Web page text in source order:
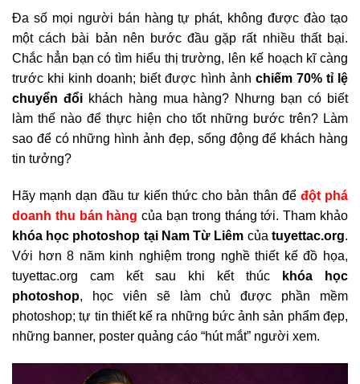
Đa số mọi người bán hàng tự phát, không được đào tạo
một cách bài bản nên bước đầu gặp rất nhiều thất bại.
Chắc hẳn bạn có tìm hiểu thị trường, lên kế hoạch kĩ càng
trước khi kinh doanh; biết được hình ảnh chiếm 70% tỉ lệ
chuyển đổikhách hàng mua hàng? Nhưng bạn có biết
làm thế nào để thực hiện cho tốt những bước trên? Làm
sao để có những hình ảnh đẹp, sống động để khách hàng
tin tưởng?
Hãy mạnh dạn đầu tư kiến thức cho bản thân để đột phá
doanh thu bán hàng của bạn trong tháng tới. Tham khảo
khóa học photoshop tại Nam Từ Liêm của tuyettac.org.
Với hơn 8 năm kinh nghiệm trong nghề thiết kế đồ họa,
tuyettac.org cam kết sau khi kết thúc
khóa học
photoshop, học viên sẽ làm chủ được phần mềm
photoshop; tự tin thiết kế ra những bức ảnh sản phẩm đẹp,
những banner, poster quảng cáo “hút mắt” người xem.